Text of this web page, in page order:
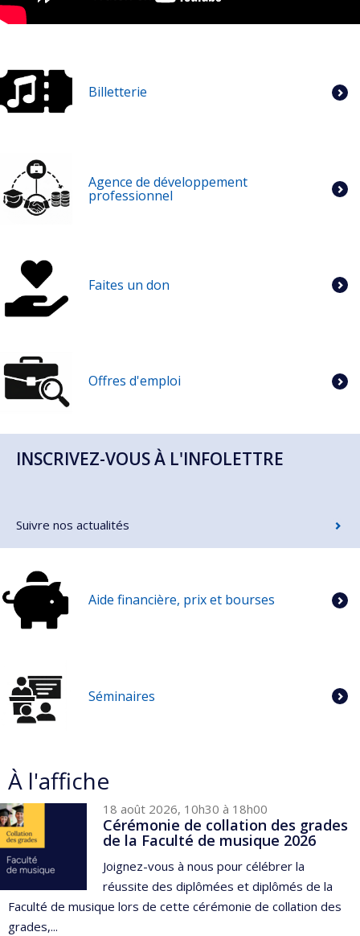
Billetterie
Agence de développement
professionnel
Faites un don
Offres d'emploi
INSCRIVEZ-VOUS À L'INFOLETTRE
Suivre nos actualités
Aide financière, prix et bourses
Séminaires
À l'affiche
18 août 2026, 10h30 à 18h00
Cérémonie de collation des grades
de la Faculté de musique 2026
Joignez-vous à nous pour célébrer la
réussite des diplômées et diplômés de la
Faculté de musique lors de cette cérémonie de collation des
grades,...